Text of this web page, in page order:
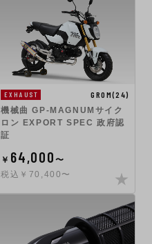
EXHAUST
GROM(24)
機械曲 GP-MAGNUMサイク
ロン EXPORT SPEC 政府認
証
￥ 64,000〜
税込￥70,400〜